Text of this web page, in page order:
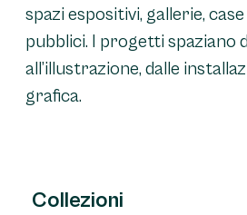
spazi espositivi, gallerie,
pubblici. I progetti spaziano
all’illustrazione, dalle
grafica.
Collezioni